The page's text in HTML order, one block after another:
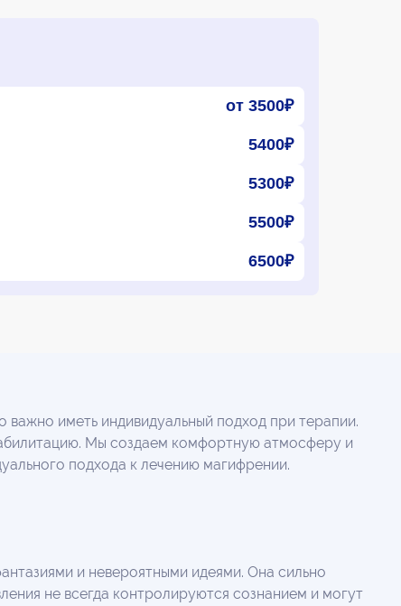
от 3500₽
5400₽
5300₽
5500₽
6500₽
иметь индивидуальный подход при терапии.
Мы создаем комфортную атмосферу и
подхода к лечению магифрении.
и невероятными идеями. Она сильно
не всегда контролируются сознанием и могут